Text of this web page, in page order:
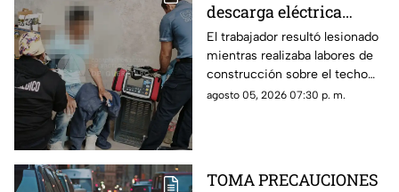
descarga eléctrica
mientras trabajaba en
una azotea de San José
Buenavista
El trabajador resultó lesionado
mientras realizaba labores de
construcción sobre el techo
de una vivienda y tuvo que
agosto 05, 2026 07:30 p. m.
TOMA PRECAUCIONES